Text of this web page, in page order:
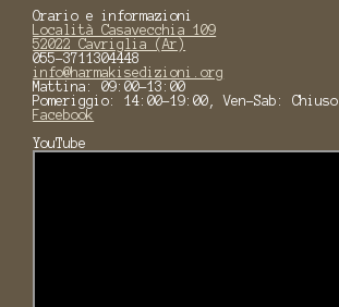
Orario e informazioni
Località Casavecchia 109
52022 Cavriglia (Ar)
055-3711304448
info@harmakisedizioni.org
Mattina: 09:00-13:00
Pomeriggio: 14:00-19:00, Ven-Sab: Chiuso
Facebook
YouTube